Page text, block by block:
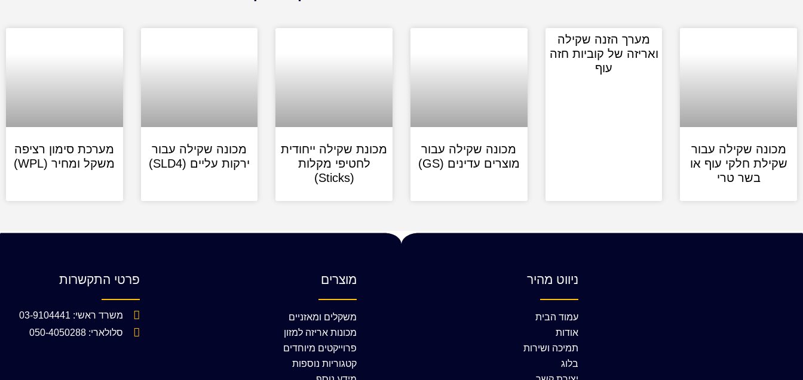
מכונה שקילה עבור
שקילת חלקי עוף או
בשר טרי
מערך הזנה שקילה
ואריזה של קוביות חזה
עוף
מכונה שקילה עבור
מוצרים עדינים (GS)
מכונת שקילה ייחודית
לחטיפי מקלות
(Sticks)
מכונה שקילה עבור
ירקות עליים (SLD4)
מערכת סימון רציפה
משקל ומחיר (WPL)
ניווט מהיר
עמוד הבית
אודות
תמיכה ושירות
בלוג
מוצרים
משקלים ומאזניים
מכונות אריזה למזון
פרוייקטים מיוחדים
קטגוריות נוספות
פרטי התקשרות
משרד ראשי: 03-9104441
סלולארי: 050-4050288